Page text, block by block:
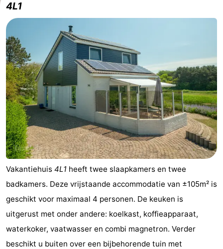
4L1
Vakantiehuis 4L1 heeft twee slaapkamers en twee
badkamers. Deze vrijstaande accommodatie van ±105m² is
geschikt voor maximaal 4 personen. De keuken is
uitgerust met onder andere: koelkast, koffieapparaat,
waterkoker, vaatwasser en combi magnetron. Verder
beschikt u buiten over een bijbehorende tuin met